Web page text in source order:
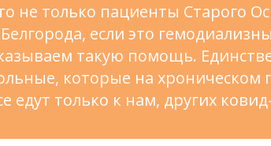
не только пациенты Старого
если это
такую помощь.
которые на хроническом
едут только к нам, других